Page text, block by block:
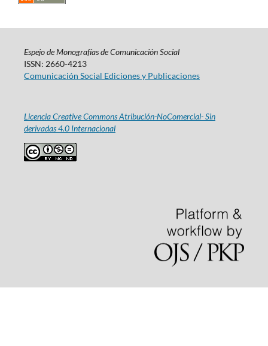
Espejo de Monografías de Comunicación Social
ISSN: 2660-4213
Comunicación Social Ediciones y Publicaciones
Licencia Creative Commons Atribución-NoComercial- Sin
derivadas 4.0 Internacional